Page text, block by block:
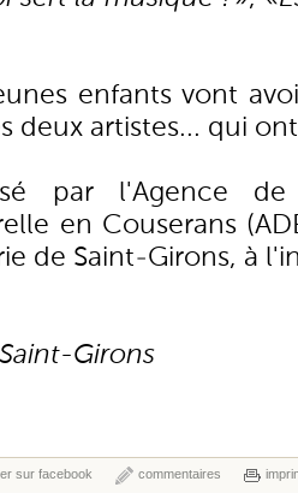
enfants vont
deux artistes... qui
par l'Agence
en Couserans
de Saint-Girons, à
Girons
sur facebook commentaires